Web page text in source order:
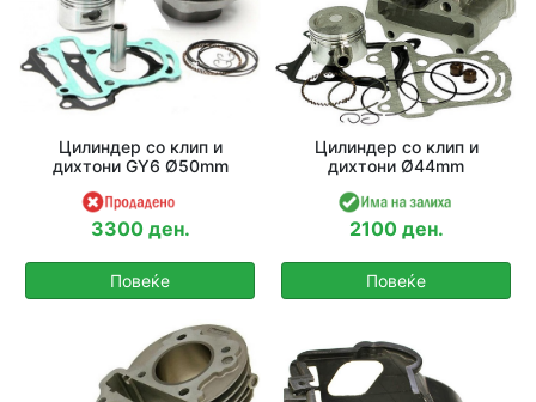
Цилиндер со клип и
дихтони GY6 Ø50mm
3300 ден.
Повеќе
Цилиндер со клип и
дихтони Ø44mm
2100 ден.
Повеќе